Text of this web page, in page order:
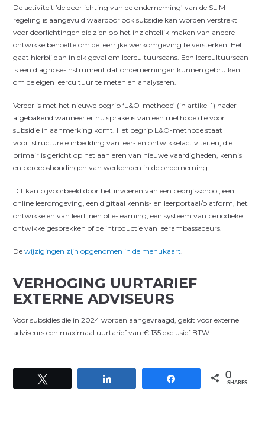
De activiteit ’de doorlichting van de onderneming’ van de SLIM-
regeling is aangevuld waardoor ook subsidie kan worden verstrekt
voor doorlichtingen die zien op het inzichtelijk maken van andere
ontwikkelbehoefte om de leerrijke werkomgeving te versterken. Het
gaat hierbij dan in elk geval om leercultuurscans. Een leercultuurscan
is een diagnose-instrument dat ondernemingen kunnen gebruiken
om de eigen leercultuur te meten en analyseren.
Verder is met het nieuwe begrip ‘L&O-methode’ (in artikel 1) nader
afgebakend wanneer er nu sprake is van een methode die voor
subsidie in aanmerking komt. Het begrip L&O-methode staat
voor: structurele inbedding van leer- en ontwikkelactiviteiten, die
primair is gericht op het aanleren van nieuwe vaardigheden, kennis
en beroepshoudingen van werkenden in de onderneming.
Dit kan bijvoorbeeld door het invoeren van een bedrijfsschool, een
online leeromgeving, een digitaal kennis- en leerportaal/platform, het
ontwikkelen van leerlijnen of e-learning, een systeem van periodieke
ontwikkelgesprekken of de introductie van leerambassadeurs.
Dewijzigingen zijn opgenomen in de menukaart
VERHOGING UURTARIEF
EXTERNE ADVISEURS
Voor subsidies die in 2024 worden aangevraagd, geldt voor externe
adviseurs een maximaal uurtarief van € 135 exclusief BTW.
0
SHARES